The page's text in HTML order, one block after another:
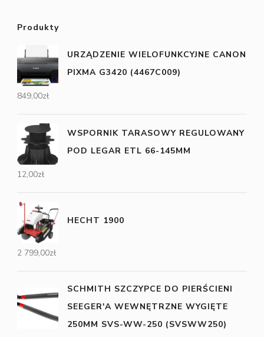
Produkty
URZĄDZENIE WIELOFUNKCYJNE CANON
PIXMA G3420 (4467C009)
849,00zł
WSPORNIK TARASOWY REGULOWANY
POD LEGAR ETL 66-145MM
12,00zł
HECHT 1900
2 799,00zł
SCHMITH SZCZYPCE DO PIERŚCIENI
SEEGER'A WEWNĘTRZNE WYGIĘTE
250MM SVS-WW-250 (SVSWW250)